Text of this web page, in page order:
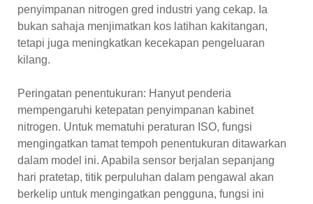
penyimpanan nitrogen gred industri yang cekap. Ia
bukan sahaja menjimatkan kos latihan kakitangan,
tetapi juga meningkatkan kecekapan pengeluaran
kilang.
Peringatan penentukuran: Hanyut penderia
mempengaruhi ketepatan penyimpanan kabinet
nitrogen. Untuk mematuhi peraturan ISO, fungsi
mengingatkan tamat tempoh penentukuran ditawarkan
dalam model ini. Apabila sensor berjalan sepanjang
hari pratetap, titik perpuluhan dalam pengawal akan
berkelip untuk mengingatkan pengguna, fungsi ini